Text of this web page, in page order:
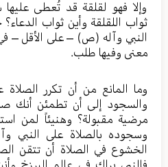
وإلا فهو لقلقة قد تُعطى
ثواب اللقلقة وأين ثواب
النبي وآله (ص) – على الأقل –
معنى وفيها طلب.
وما المانع من أن تكرر الصلاة
والسجود إلى أن تطمئن أنك
مرضية مقبولة؟ وهنيئاً لمن
وسجوده بالصلاة على
الخشوع في الصلاة أن تتقن